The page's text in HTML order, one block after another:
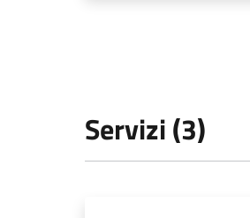
Servizi (3)